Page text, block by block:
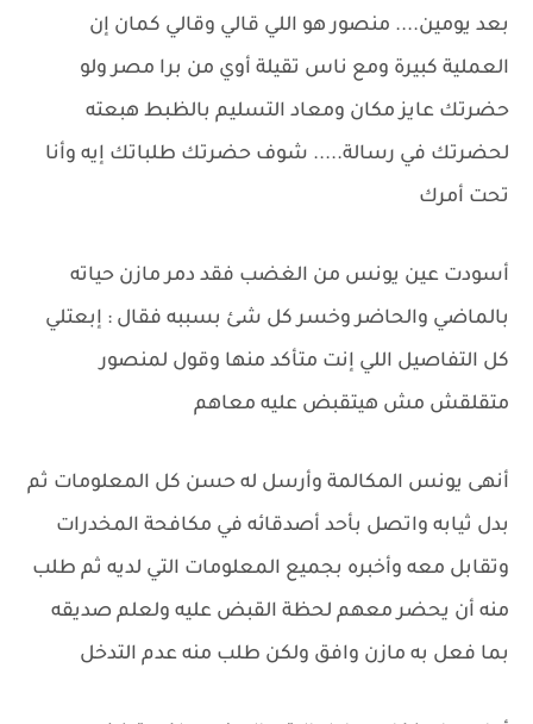
بعد يومين.... منصور هو اللي قالي وقالي كمان إن
العملية كبيرة ومع ناس تقيلة أوي من برا مصر ولو
حضرتك عايز مكان ومعاد التسليم بالظبط هبعته
لحضرتك في رسالة..... شوف حضرتك طلباتك إيه وأنا
تحت أمرك
أسودت عين يونس من الغضب فقد دمر مازن حياته
بالماضي والحاضر وخسر كل شئ بسببه فقال : إبعتلي
كل التفاصيل اللي إنت متأكد منها وقول لمنصور
متقلقش مش هيتقبض عليه معاهم
أنهى يونس المكالمة وأرسل له حسن كل المعلومات ثم
بدل ثيابه واتصل بأحد أصدقائه في مكافحة المخدرات
وتقابل معه وأخبره بجميع المعلومات التي لديه ثم طلب
منه أن يحضر معهم لحظة القبض عليه ولعلم صديقه
بما فعل به مازن وافق ولكن طلب منه عدم التدخل